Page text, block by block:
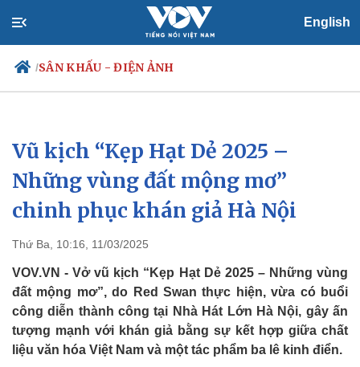
English
/SÂN KHẤU - ĐIỆN ẢNH
Chính trị
Đảng
Tổ chức nhân sự
Quốc hội
Nhận diện sự thật
Xã hội
Tin 24h
Dự báo thời tiết
Giáo dục
Dấu ấn VOV
Vũ kịch “Kẹp Hạt Dẻ 2025 –
Những vùng đất mộng mơ”
chinh phục khán giả Hà Nội
Thứ Ba, 10:16, 11/03/2025
VOV.VN - Vở vũ kịch “Kẹp Hạt Dẻ 2025 – Những vùng
đất mộng mơ”, do Red Swan thực hiện, vừa có buổi
công diễn thành công tại Nhà Hát Lớn Hà Nội, gây ấn
tượng mạnh với khán giả bằng sự kết hợp giữa chất
liệu văn hóa Việt Nam và một tác phẩm ba lê kinh điển.